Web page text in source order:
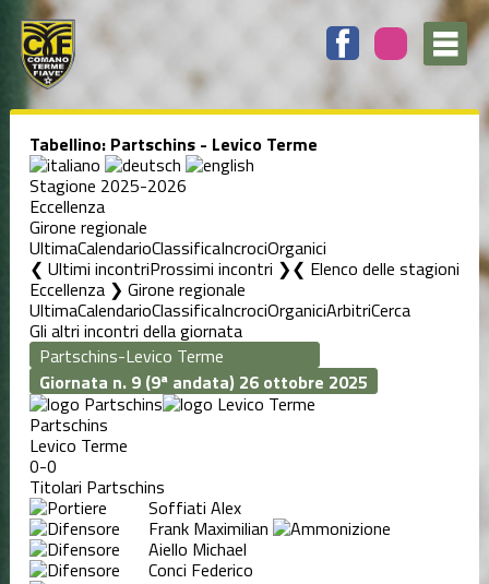
Tabellino: Partschins - Levico Terme
Stagione 2025-2026
Eccellenza
Girone regionale
UltimaCalendarioClassificaIncrociOrganici
❮ Ultimi incontriProssimi incontri ❯ Elenco delle stagioni
Eccellenza ❯ Girone regionale
UltimaCalendarioClassificaIncrociOrganiciArbitriCerca
Gli altri incontri della giornata
Giornata n. 9 (9ª andata) 26 ottobre 2025
Partschins
Levico Terme
0-0
Titolari Partschins
Soffiati Alex
Frank Maximilian
Aiello Michael
Conci Federico